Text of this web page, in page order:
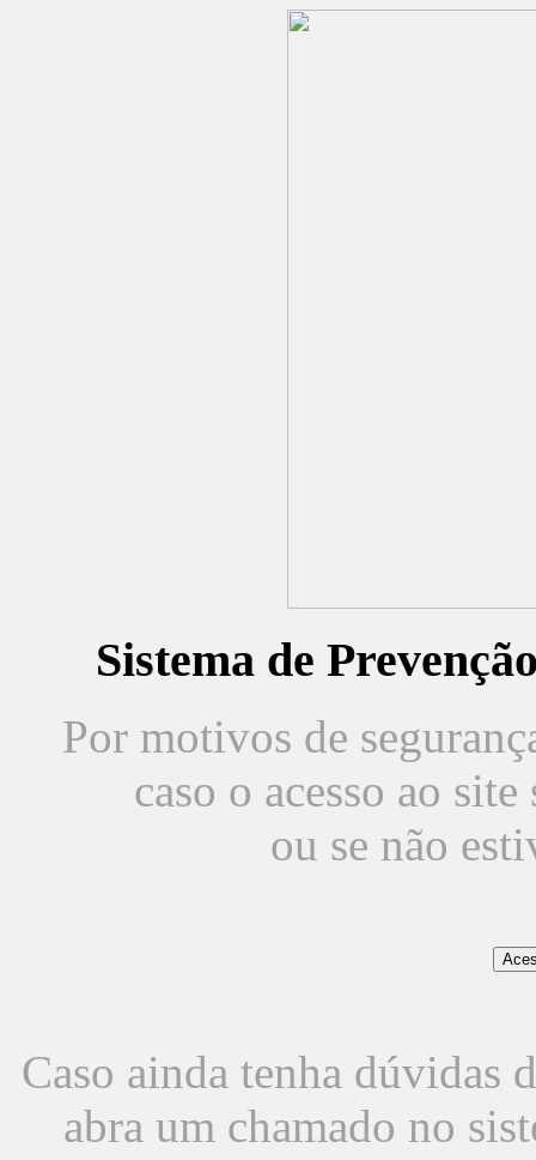
Sistema de
Por motivos de
caso o acesso ao
ou se não
Caso ainda tenha dúvidas
abra um chamado no